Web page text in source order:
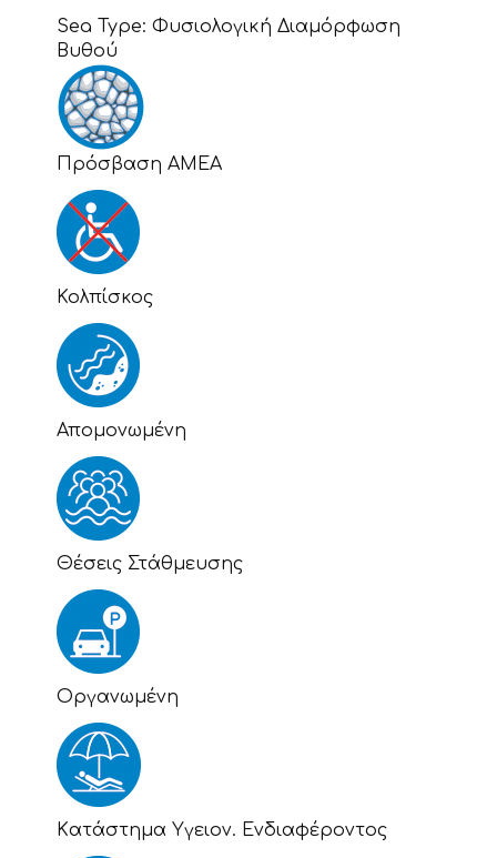
Sea Type:Φυσιολογική Διαμόρφωση
Βυθού
Πρόσβαση ΑΜΕΑ
Κολπίσκος
Απομονωμένη
Θέσεις Στάθμευσης
Οργανωμένη
Kατάστημα Υγειον. Ενδιαφέροντος